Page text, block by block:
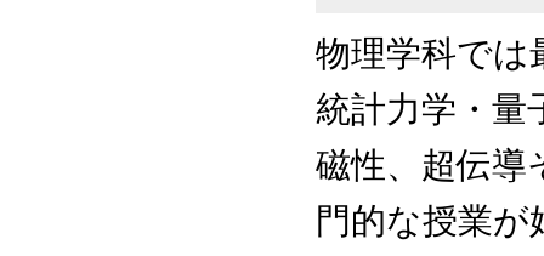
物理学科では
統計力学・量
磁性、超伝導
門的な授業